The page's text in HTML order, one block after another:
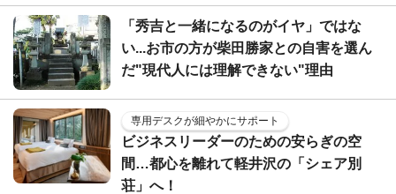
「秀吉と一緒になるのがイヤ」ではな
い...お市の方が柴田勝家との自害を選ん
だ"現代人には理解できない"理由
専用デスクが細やかにサポート
ビジネスリーダーのための安らぎの空
間…都心を離れて軽井沢の「シェア別
荘」へ！